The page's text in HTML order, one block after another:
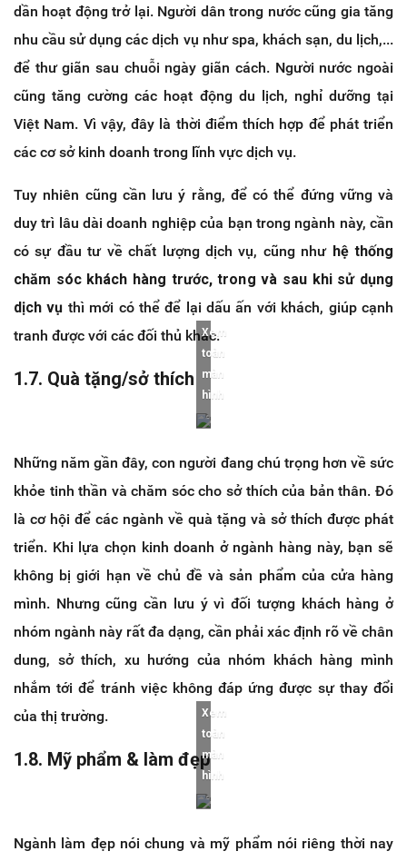
dần hoạt động trở lại. Người dân trong nước cũng gia tăng
nhu cầu sử dụng các dịch vụ như spa, khách sạn, du lịch,...
để thư giãn sau chuỗi ngày giãn cách. Người nước ngoài
cũng tăng cường các hoạt động du lịch, nghỉ dưỡng tại
Việt Nam. Vì vậy, đây là thời điểm thích hợp để phát triển
các cơ sở kinh doanh trong lĩnh vực dịch vụ.
Tuy nhiên cũng cần lưu ý rằng, để có thể đứng vững và
duy trì lâu dài doanh nghiệp của bạn trong ngành này, cần
có sự đầu tư về chất lượng dịch vụ, cũng như hệ thống
chăm sóc khách hàng trước, trong và sau khi sử dụng
dịch vụ thì mới có thể để lại dấu ấn với khách, giúp cạnh
tranh được với các đối thủ khác.
1.7. Quà tặng/sở thích
Xem
toàn
màn
hình
Những năm gần đây, con người đang chú trọng hơn về sức
khỏe tinh thần và chăm sóc cho sở thích của bản thân. Đó
là cơ hội để các ngành về quà tặng và sở thích được phát
triển. Khi lựa chọn kinh doanh ở ngành hàng này, bạn sẽ
không bị giới hạn về chủ đề và sản phẩm của cửa hàng
mình. Nhưng cũng cần lưu ý vì đối tượng khách hàng ở
nhóm ngành này rất đa dạng, cần phải xác định rõ về chân
dung, sở thích, xu hướng của nhóm khách hàng mình
nhắm tới để tránh việc không đáp ứng được sự thay đổi
của thị trường.
1.8. Mỹ phẩm & làm đẹp
Xem
toàn
màn
hình
Ngành làm đẹp nói chung và mỹ phẩm nói riêng thời nay